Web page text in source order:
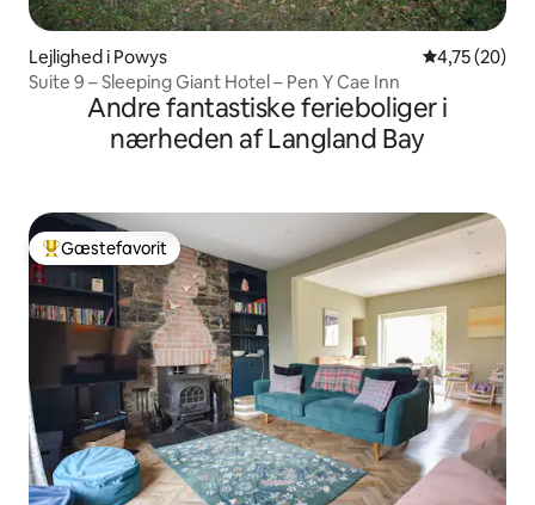
Lejlighed i Powys 4,75 ud af 5
4,75 (20)
Suite 9 – Sleeping Giant Hotel – Pen Y Cae Inn
Andre fantastiske ferieboliger i
nærheden af Langland Bay
Bedste gæstefavorit
Gæstefavorit